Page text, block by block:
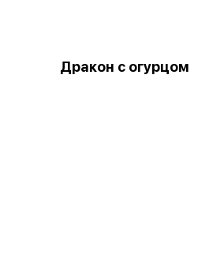
Дракон с огурцом